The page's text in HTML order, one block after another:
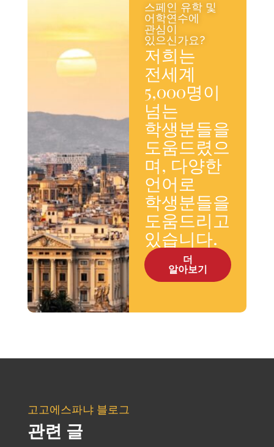
스페인 유학 및
어학연수에
관심이
있으신가요?
저희는
전세계
5,000명이
넘는
학생분들을
도움드렸으
며, 다양한
언어로
학생분들을
도움드리고
있습니다.
더
알아보기
고고에스파냐 블로그
관련 글